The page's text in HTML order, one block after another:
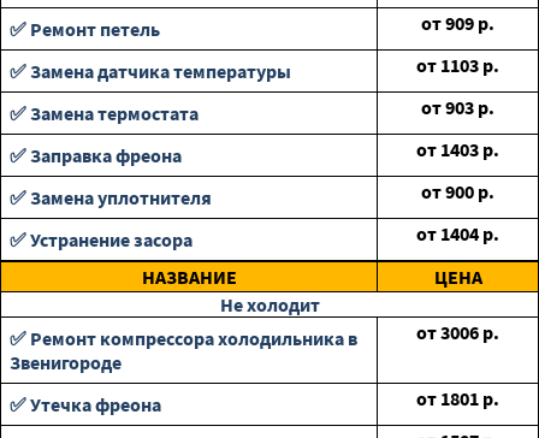
✅ Ремонт петель
от909 р.
✅ Замена датчика температуры
от 1103 р.
✅ Замена термостата
от903 р.
✅ Заправка фреона
от 1403 р.
✅ Замена уплотнителя
от900 р.
✅ Устранение засора
от 1404 р.
НАЗВАНИЕ
ЦЕНА
Не холодит
✅ Ремонт компрессора холодильника в
Звенигороде
от3006 р.
✅ Утечка фреона от 1801 р.